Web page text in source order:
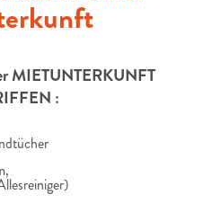
MIETUNTERKUNFT
: